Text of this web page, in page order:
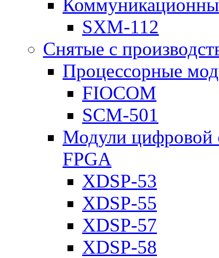
SXM-112
Снятые с
Процессорные
FIOCOM
SCM-501
Модули цифровой
FPGA
XDSP-53
XDSP-55
XDSP-57
XDSP-58